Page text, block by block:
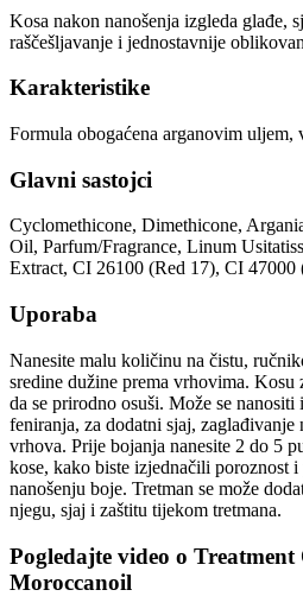
Kosa nakon nanošenja izgleda glađe,
raščešljavanje i jednostavnije
Karakteristike
Formula obogaćena arganovim uljem,
Glavni sastojci
Cyclomethicone, Dimethicone,
Oil, Parfum/Fragrance, Linum
Extract, CI 26100 (Red 17), CI 47000
Uporaba
Nanesite malu količinu na čistu,
sredine dužine prema vrhovima. Kosu
da se prirodno osuši. Može se nanositi
feniranja, za dodatni sjaj, zaglađivanje
vrhova. Prije bojanja nanesite 2 do 5
kose, kako biste izjednačili poroznost
nanošenju boje. Tretman se može
njegu, sjaj i zaštitu tijekom tretmana.
Pogledajte video o Treatment
Moroccanoil